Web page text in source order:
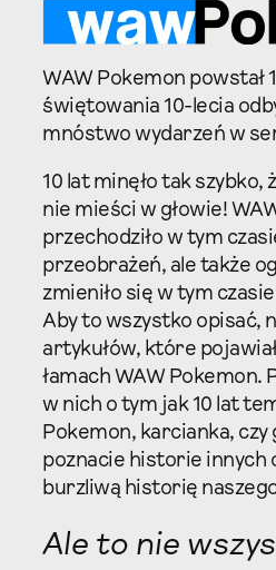
WAW Pokemon powstał
świętowania 10-lecia
mnóstwo wydarzeń w
10 lat minęło tak
nie mieści w głowie!
przechodziło w tym
przeobrażeń, ale także
zmieniło się w tym
Aby to wszystko opisać,
artykułów, które
łamach WAW Pokemon.
w nich o tym jak 10 lat
Pokemon, karcianka, czy
poznacie historie innych
burzliwą historię
Ale to nie